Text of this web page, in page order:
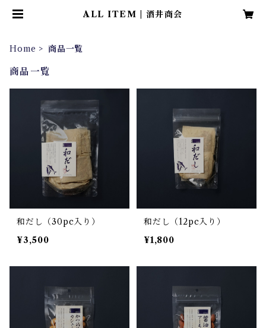
ALL ITEM | 酒井商会
Home 商品一覧
商品一覧
和だし（30pc入り）
¥3,500
和だし（12pc入り）
¥1,800